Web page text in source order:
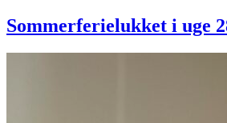
Sommerferielukket i uge